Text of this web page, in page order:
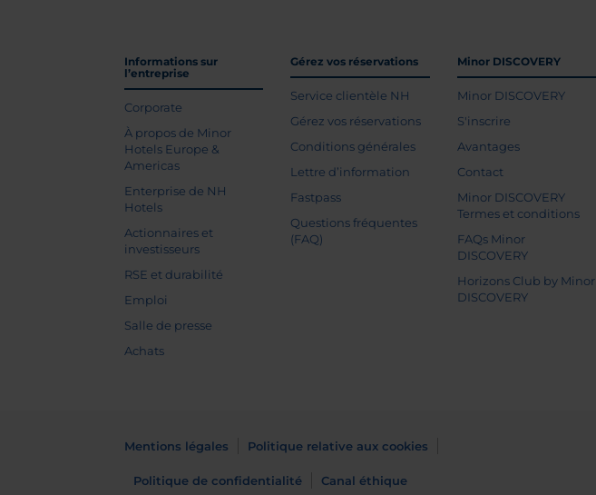
Informations sur
l’entreprise
Corporate
À propos de Minor
Hotels Europe &
Americas
Enterprise de NH
Hotels
Actionnaires et
investisseurs
RSE et durabilité
Emploi
Salle de presse
Achats
Gérez vos réservations
Service clientèle NH
Gérez vos réservations
Conditions générales
Lettre d’information
Fastpass
Questions fréquentes
(FAQ)
Minor DISCOVERY
Minor DISCOVERY
S'inscrire
Avantages
Contact
Minor DISCOVERY
Termes et conditions
FAQs Minor
DISCOVERY
Horizons Club by Minor
DISCOVERY
Mentions légales Politique relative aux cookies
Politique de confidentialité Canal éthique